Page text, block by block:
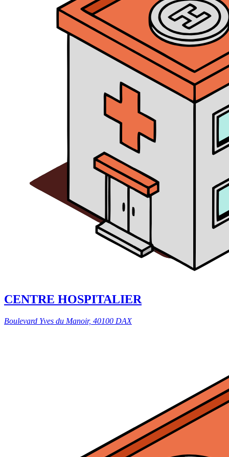
CENTRE HOSPITALIER
Boulevard Yves du Manoir, 40100 DAX